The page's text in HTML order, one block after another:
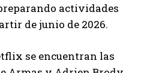
actividades
de junio de 2026.
se encuentran las